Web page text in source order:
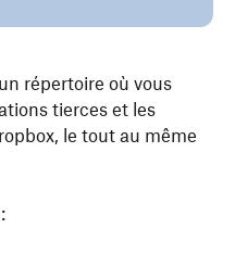
répertoire où vous
tierces et les
le tout au même